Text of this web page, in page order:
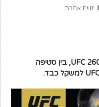
זווית אחרת
סיקור מקדים לקרב המרכזי באירוע UFC 260, בין סטיפה